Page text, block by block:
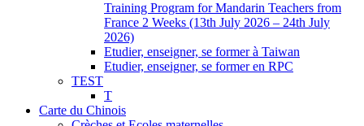
Training Program for Mandarin Teachers from
France 2 Weeks (13th July 2026 – 24th July
2026)
Etudier, enseigner, se former à Taiwan
Etudier, enseigner, se former en RPC
TEST
T
Carte du Chinois